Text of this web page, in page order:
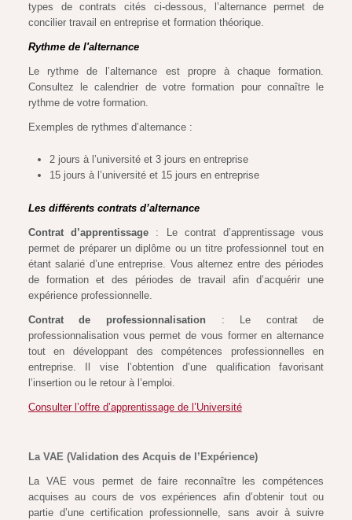
types de contrats cités ci-dessous, l’alternance permet de
concilier travail en entreprise et formation théorique.
Rythme de l'alternance
Le rythme de l’alternance est propre à chaque formation.
Consultez le calendrier de votre formation pour connaître le
rythme de votre formation.
Exemples de rythmes d’alternance :
2 jours à l’université et 3 jours en entreprise
15 jours à l’université et 15 jours en entreprise
Les différents contrats d’alternance
Contrat d’apprentissage : Le contrat d’apprentissage vous
permet de préparer un diplôme ou un titre professionnel tout en
étant salarié d’une entreprise. Vous alternez entre des périodes
de formation et des périodes de travail afin d’acquérir une
expérience professionnelle.
Contrat de professionnalisation: Le contrat de
professionnalisation vous permet de vous former en alternance
tout en développant des compétences professionnelles en
entreprise. Il vise l’obtention d’une qualification favorisant
l’insertion ou le retour à l’emploi.
Consulter l’offre d’apprentissage de l’Université
La VAE (Validation des Acquis de l’Expérience)
La VAE vous permet de faire reconnaître les compétences
acquises au cours de vos expériences afin d’obtenir tout ou
partie d’une certification professionnelle, sans avoir à suivre